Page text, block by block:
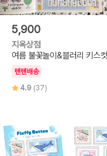
5,900
지옥상점
여름 불꽃놀이&블러리 키스
텐텐배송
4.9 (37)